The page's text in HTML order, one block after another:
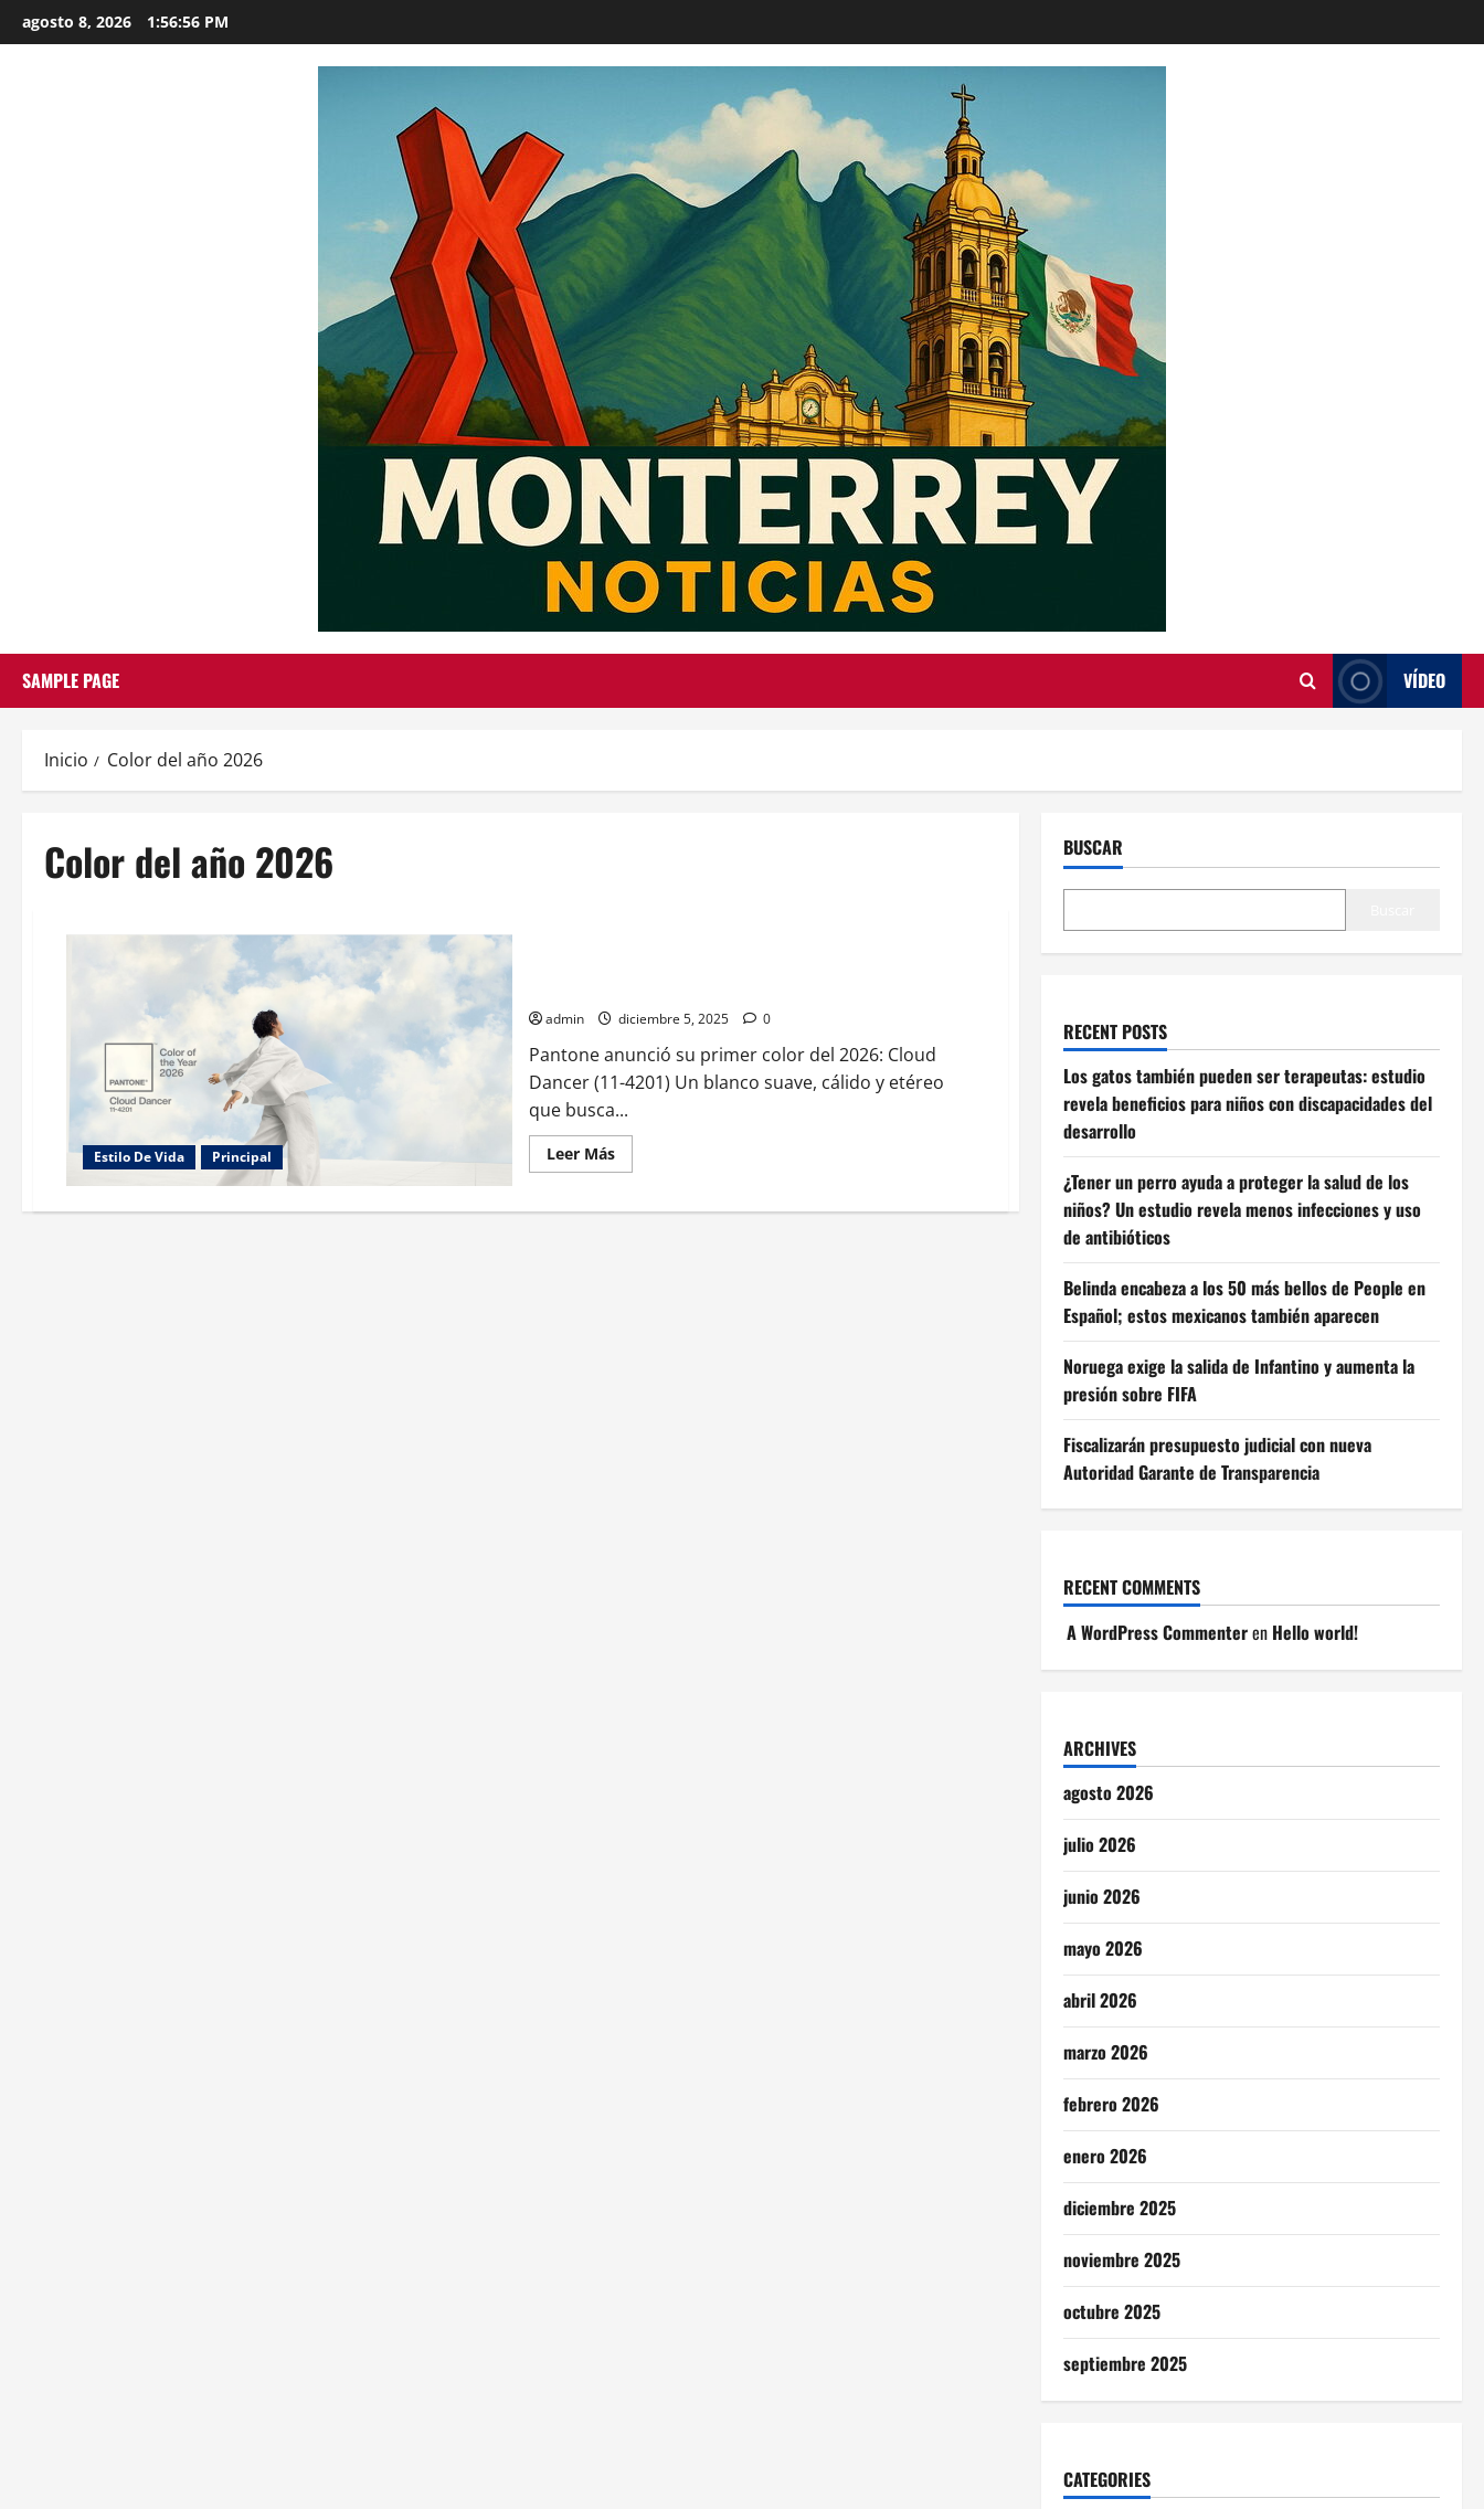
al
agosto 8, 2026 1:56:57 PM
SAMPLE PAGE VÍDEO
Inicio Color del año 2026
Color del año 2026
Estilo De Vida Principal
admin diciembre 5, 2025 0
Pantone anunció su primer color del 2026: Cloud
Dancer (11-4201) Un blanco suave, cálido y etéreo
que busca...
Leer MásLeer
más
Así
BUSCAR
RECENT POSTS
Los gatos también pueden ser terapeutas: estudio
revela beneficios para niños con discapacidades del
desarrollo
¿Tener un perro ayuda a proteger la salud de los
niños? Un estudio revela menos infecciones y uso
de antibióticos
Belinda encabeza a los 50 más bellos de People en
Español; estos mexicanos también aparecen
Noruega exige la salida de Infantino y aumenta la
presión sobre FIFA
Fiscalizarán presupuesto judicial con nueva
Autoridad Garante de Transparencia
RECENT COMMENTS
A WordPress Commenteren Hello world!
ARCHIVES
agosto 2026
julio 2026
junio 2026
mayo 2026
abril 2026
marzo 2026
febrero 2026
enero 2026
diciembre 2025
noviembre 2025
octubre 2025
septiembre 2025
CATEGORIES